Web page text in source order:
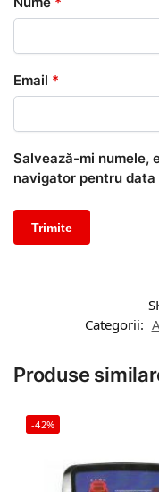
Email *
Salvează-mi numele,
navigator pentru
Categorii:
Produse
-42%